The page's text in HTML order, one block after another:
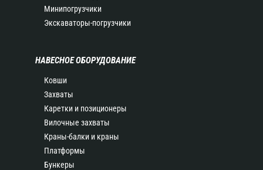
Минипогрузчики
Экскаваторы-погрузчики
НАВЕСНОЕ ОБОРУДОВАНИЕ
Ковши
Захваты
Каретки и позиционеры
Вилочные захваты
Краны-балки и краны
Платформы
Бункеры